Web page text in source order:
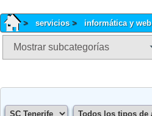
servicios informática y web
Mostrar subcategorías